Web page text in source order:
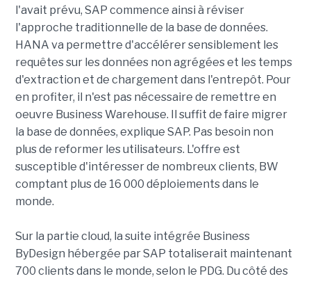
l'avait prévu, SAP commence ainsi à réviser
l'approche traditionnelle de la base de données.
HANA va permettre d'accélérer sensiblement les
requêtes sur les données non agrégées et les temps
d'extraction et de chargement dans l'entrepôt. Pour
en profiter, il n'est pas nécessaire de remettre en
oeuvre Business Warehouse. Il suffit de faire migrer
la base de données, explique SAP. Pas besoin non
plus de reformer les utilisateurs. L'offre est
susceptible d'intéresser de nombreux clients, BW
comptant plus de 16 000 déploiements dans le
monde.
Sur la partie cloud, la suite intégrée Business
ByDesign hébergée par SAP totaliserait maintenant
700 clients dans le monde, selon le PDG. Du côté des